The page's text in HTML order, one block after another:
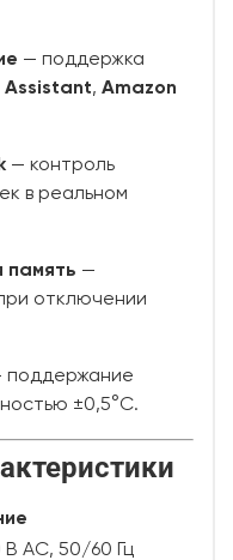
— поддержка
Assistant, Amazon
— контроль
в реальном
память —
отключении
поддержание
±0,5°C.
В AC, 50/60 Гц